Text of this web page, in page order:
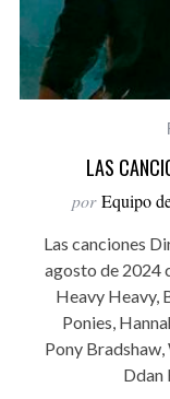
LAS
por Equipo
Las canciones
agosto de 2024
Heavy Heavy,
Ponies,
Pony
Ddan